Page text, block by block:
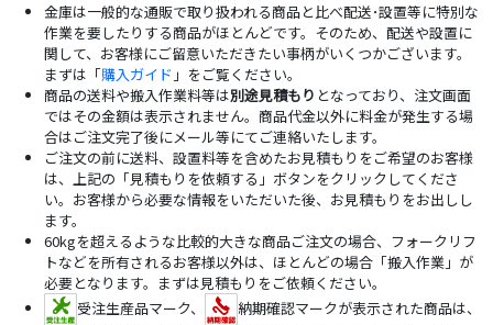
金庫は一般的な通販で取り扱われる商品と比べ配送･設置等に特別な
作業を要したりする商品がほとんどです。そのため、配送や設置に
関して、お客様にご留意いただきたい事柄がいくつかございます。
まずは「購入ガイド 」をご覧ください。
商品の送料や搬入作業料等は別途見積もり となっており、注文画面
ではその金額は表示されません。商品代金以外に料金が発生する場
合はご注文完了後にメール等にてご連絡いたします。
ご注文の前に送料、設置料等を含めたお見積もりをご希望のお客様
は、上記の「見積もりを依頼する」ボタンをクリックしてくださ
い。お客様から必要な情報をいただいた後、お見積もりをお出しし
ます。
60kgを超えるような比較的大きな商品ご注文の場合、フォークリフ
トなどを所有されるお客様以外は、ほとんどの場合「搬入作業」が
必要となります。まずは見積もりをご依頼ください。
受注生産品マーク、
納期確認マークが表示された商品は、